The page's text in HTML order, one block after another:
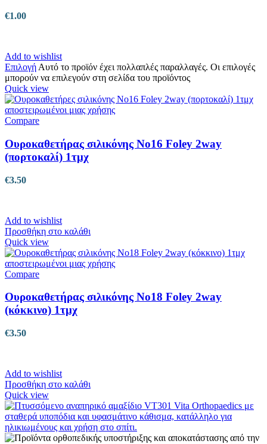
€1.00
Add to wishlist
Επιλογή Αυτό το προϊόν έχει πολλαπλές παραλλαγές. Οι επιλογές
μπορούν να επιλεγούν στη σελίδα του προϊόντος
Quick view
Compare
Ουροκαθετήρας σιλικόνης No16 Foley 2way
(πορτοκαλί) 1τμχ
€3.50
Add to wishlist
Προσθήκη στο καλάθι
Quick view
Compare
Ουροκαθετήρας σιλικόνης No18 Foley 2way
(κόκκινο) 1τμχ
€3.50
Add to wishlist
Προσθήκη στο καλάθι
Quick view